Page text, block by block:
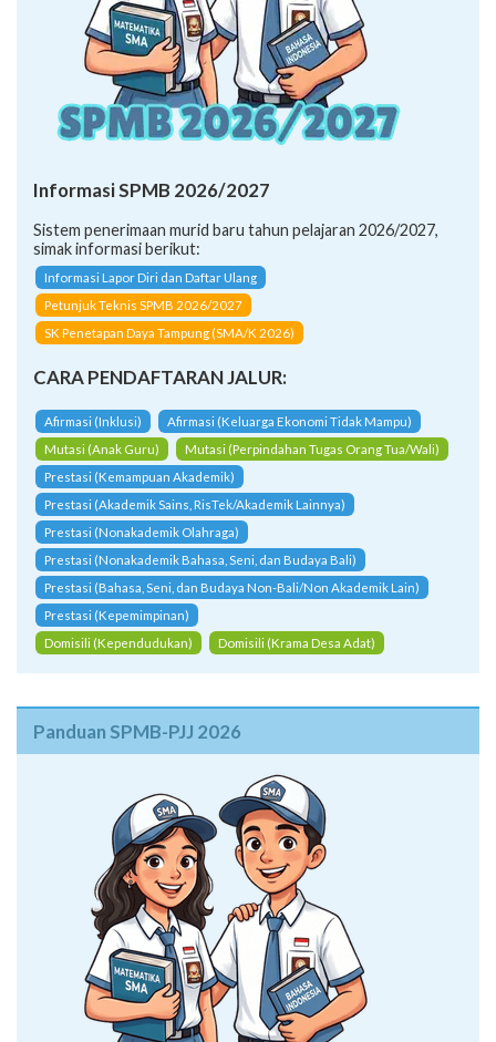
Informasi SPMB 2026/2027
Sistem penerimaan murid baru tahun pelajaran 2026/2027,
simak informasi berikut:
Informasi Lapor Diri dan Daftar Ulang
Petunjuk Teknis SPMB 2026/2027
SK Penetapan Daya Tampung (SMA/K 2026)
CARA PENDAFTARAN JALUR:
Afirmasi (Inklusi)
Afirmasi (Keluarga Ekonomi Tidak Mampu)
Mutasi (Anak Guru)
Mutasi (Perpindahan Tugas Orang Tua/Wali)
Prestasi (Kemampuan Akademik)
Prestasi (Akademik Sains, RisTek/Akademik Lainnya)
Prestasi (Nonakademik Olahraga)
Prestasi (Nonakademik Bahasa, Seni, dan Budaya Bali)
Prestasi (Bahasa, Seni, dan Budaya Non-Bali/Non Akademik Lain)
Prestasi (Kepemimpinan)
Domisili (Kependudukan)
Domisili (Krama Desa Adat)
Panduan SPMB-PJJ 2026